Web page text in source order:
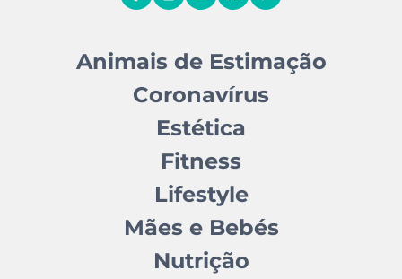
Animais de Estimação
Coronavírus
Estética
Fitness
Lifestyle
Mães e Bebés
Nutrição